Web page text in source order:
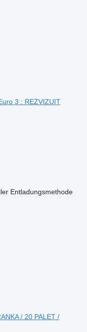
3 : REZVIZUIT
Entladungsmethode
/ 20 PALET /